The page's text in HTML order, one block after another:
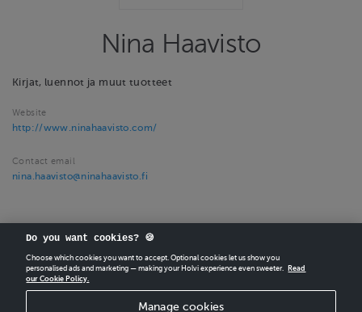
Nina Haavisto
Kirjat, luennot ja muut tuotteet
Website
http://www.ninahaavisto.com/
Contact email
nina.haavisto@ninahaavisto.fi
CREATEYOUR OWN HOLVI ONLINE STORE IN MINUTES.
Do you want cookies? 🍪
Choose which cookies you want to accept. Optional cookies let us show you
personalised ads and marketing — making your Holvi experience even sweeter.
Read
our Cookie Policy.
Manage cookies